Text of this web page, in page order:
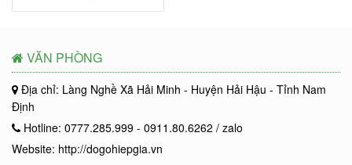
VĂN PHÒNG
Địa chỉ: Làng Nghề Xã Hải Minh - Huyện Hải Hậu - Tỉnh Nam
Định
Hotline: 0777.285.999 - 0911.80.6262 / zalo
Website: http://dogohiepgia.vn